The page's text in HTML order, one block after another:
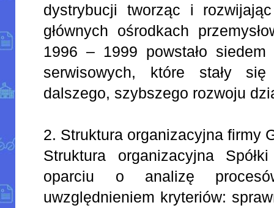
dystrybucji tworząc i
głównych ośrodkach
1996 – 1999 powstało siedem
serwisowych, które stały
dalszego, szybszego rozwoju
2. Struktura organizacyjna firmy
Struktura organizacyjna
oparciu o analizę
uwzględnieniem kryteriów: